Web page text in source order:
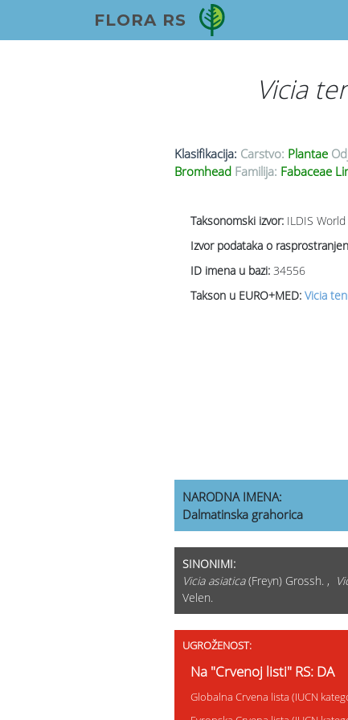
FLORA RS
Vicia
Klasifikacija: Carstvo: Plantae
Bromhead Familija: Fabaceae
Taksonomski izvor: ILDIS
Izvor podataka o
ID imena u bazi: 34556
Takson u EURO+MED: Vicia
NARODNA IMENA:
Dalmatinska grahorica
SINONIMI:
Vicia asiatica(Freyn) Grossh. ,
Velen.
UGROŽENOST:
Na "Crvenoj listi" RS: DA
Globalna Crvena lista (IUCN